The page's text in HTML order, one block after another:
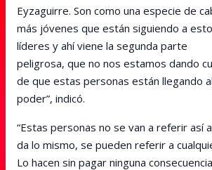
Eyzaguirre. Son como una especie de
más jóvenes que están siguiendo a
líderes y ahí viene la segunda parte
peligrosa, que no nos estamos dando
de que estas personas están llegando al
poder”, indicó.
“Estas personas no se van a referir así
da lo mismo, se pueden referir a
Lo hacen sin pagar ninguna